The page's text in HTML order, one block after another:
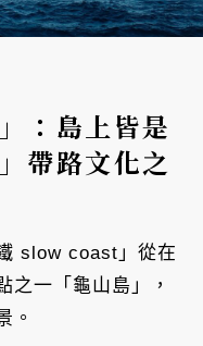
：島上皆是
帶路文化之
slow coast」從在
之一「龜山島」，
。